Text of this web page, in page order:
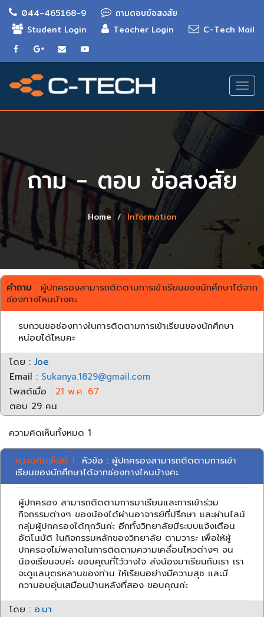
044-465168-9
ถามตอบข้อสงสัย
Student Login
Teacher Login C-Tech Mail
ถาม - ตอบ ข้อสงสัย
Home Information
คำถาม : ผู้ปกครองสามารถติดตามการเข้าเรียนของนักศึกษาได้จาก
ช่องทางไหนบ้างคะ
รบกวนขอช่องทางในการติดตามการเข้าเรียนของนักศึกษา
หน่อยได้ไหมคะ
โดย : Joe
Email : Sukanya.1829@gmail.com
โพสต์เมื่อ : 21 พ.ค. 67
ตอบ 29 คน
ความคิดเห็นทั้งหมด 1
ความคิดเห็นที่ 1 หัวข้อ : ผู้ปกครองสามารถติดตามการเข้า
เรียนของนักศึกษาได้จากช่องทางไหนบ้างคะ
ผู้ปกครอง สามารถติดตามการมาเรียนและการเข้าร่วม
กิจกรรมต่างๆ ของน้องได้ผ่านอาจารย์ที่ปรึกษา และผ่านไลน์
กลุ่มผู้ปกครองได้ทุกวันค่ะ อีกทั้งวิทยาลัยมีระบบแจ้งเตือน
อัตโนมัติ ในกิจกรรมหลักของวิทยาลัย ตามวาระ เพื่อให้ผู้
ปกครองไม่พลาดในการติดตามความเคลื่อนไหวต่างๆ จน
น้องเรียนจบค่ะ ขอบคุณที่ไว้วางใจ ส่งน้องมาเรียนกับเรา เรา
จะดูแลบุตรหลานของท่าน ให้เรียนอย่างมีความสุช และมี
ความอบอุ่นเสมือนบ้านหลังที่สอง ขอบคุณค่ะ
โดย : อ.นา